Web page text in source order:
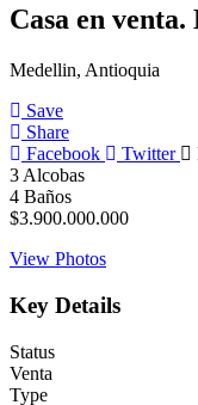
Casa en
Medellin, Antioquia
Save
Share
Facebook
Twitter
3 Alcobas
4 Baños
$3.900.000.000
View Photos
Key Details
Status
Venta
Type